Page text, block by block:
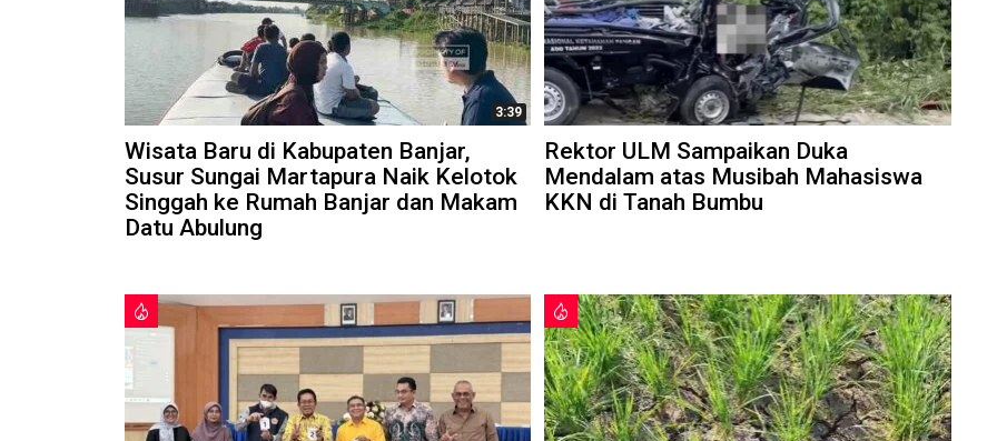
3:39
Wisata Baru di Kabupaten Banjar,
Susur Sungai Martapura Naik Kelotok
Singgah ke Rumah Banjar dan Makam
Datu Abulung
Rektor ULM Sampaikan Duka
Mendalam atas Musibah Mahasiswa
KKN di Tanah Bumbu